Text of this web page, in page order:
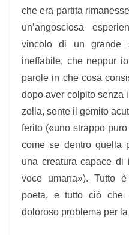
che era partita
un’angosciosa
vincolo di un grande
ineffabile, che neppur
parole in che cosa
dopo aver colpito senza
zolla, sente il gemito
ferito («uno strappo
come se dentro quella
una creatura capace di
voce umana»). Tutto
poeta, e tutto ciò
doloroso problema per la